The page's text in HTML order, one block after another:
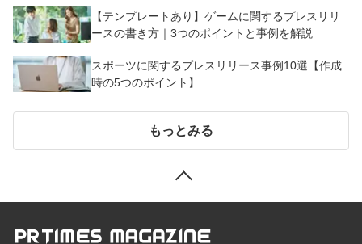
【テンプレートあり】ゲームに関するプレスリリ
ースの書き方｜3つのポイントと事例を解説
スポーツに関するプレスリリース事例10選【作成
時の5つのポイント】
もっとみる